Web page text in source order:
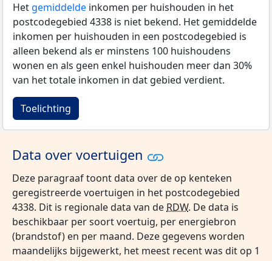
Het gemiddelde inkomen per huishouden in het
postcodegebied 4338 is niet bekend. Het gemiddelde
inkomen per huishouden in een postcodegebied is
alleen bekend als er minstens 100 huishoudens
wonen en als geen enkel huishouden meer dan 30%
van het totale inkomen in dat gebied verdient.
Toelichting
Data over voertuigen
Deze paragraaf toont data over de op kenteken
geregistreerde voertuigen in het postcodegebied
4338. Dit is regionale data van de RDW. De data is
beschikbaar per soort voertuig, per energiebron
(brandstof) en per maand. Deze gegevens worden
maandelijks bijgewerkt, het meest recent was dit op 1